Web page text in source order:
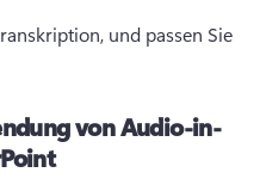
und passen Sie
von Audio-in-